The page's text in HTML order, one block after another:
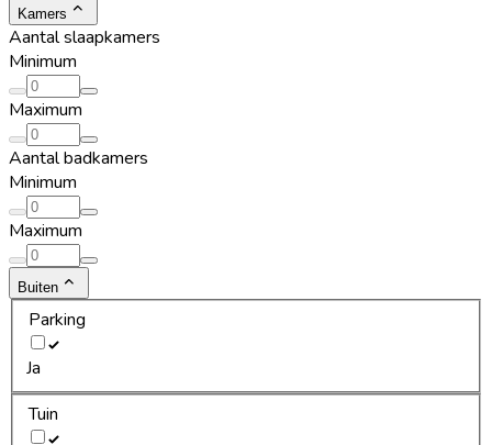
Kamers
Aantal slaapkamers
Minimum
Maximum
Aantal badkamers
Minimum
Maximum
Buiten
Parking
Ja
Tuin